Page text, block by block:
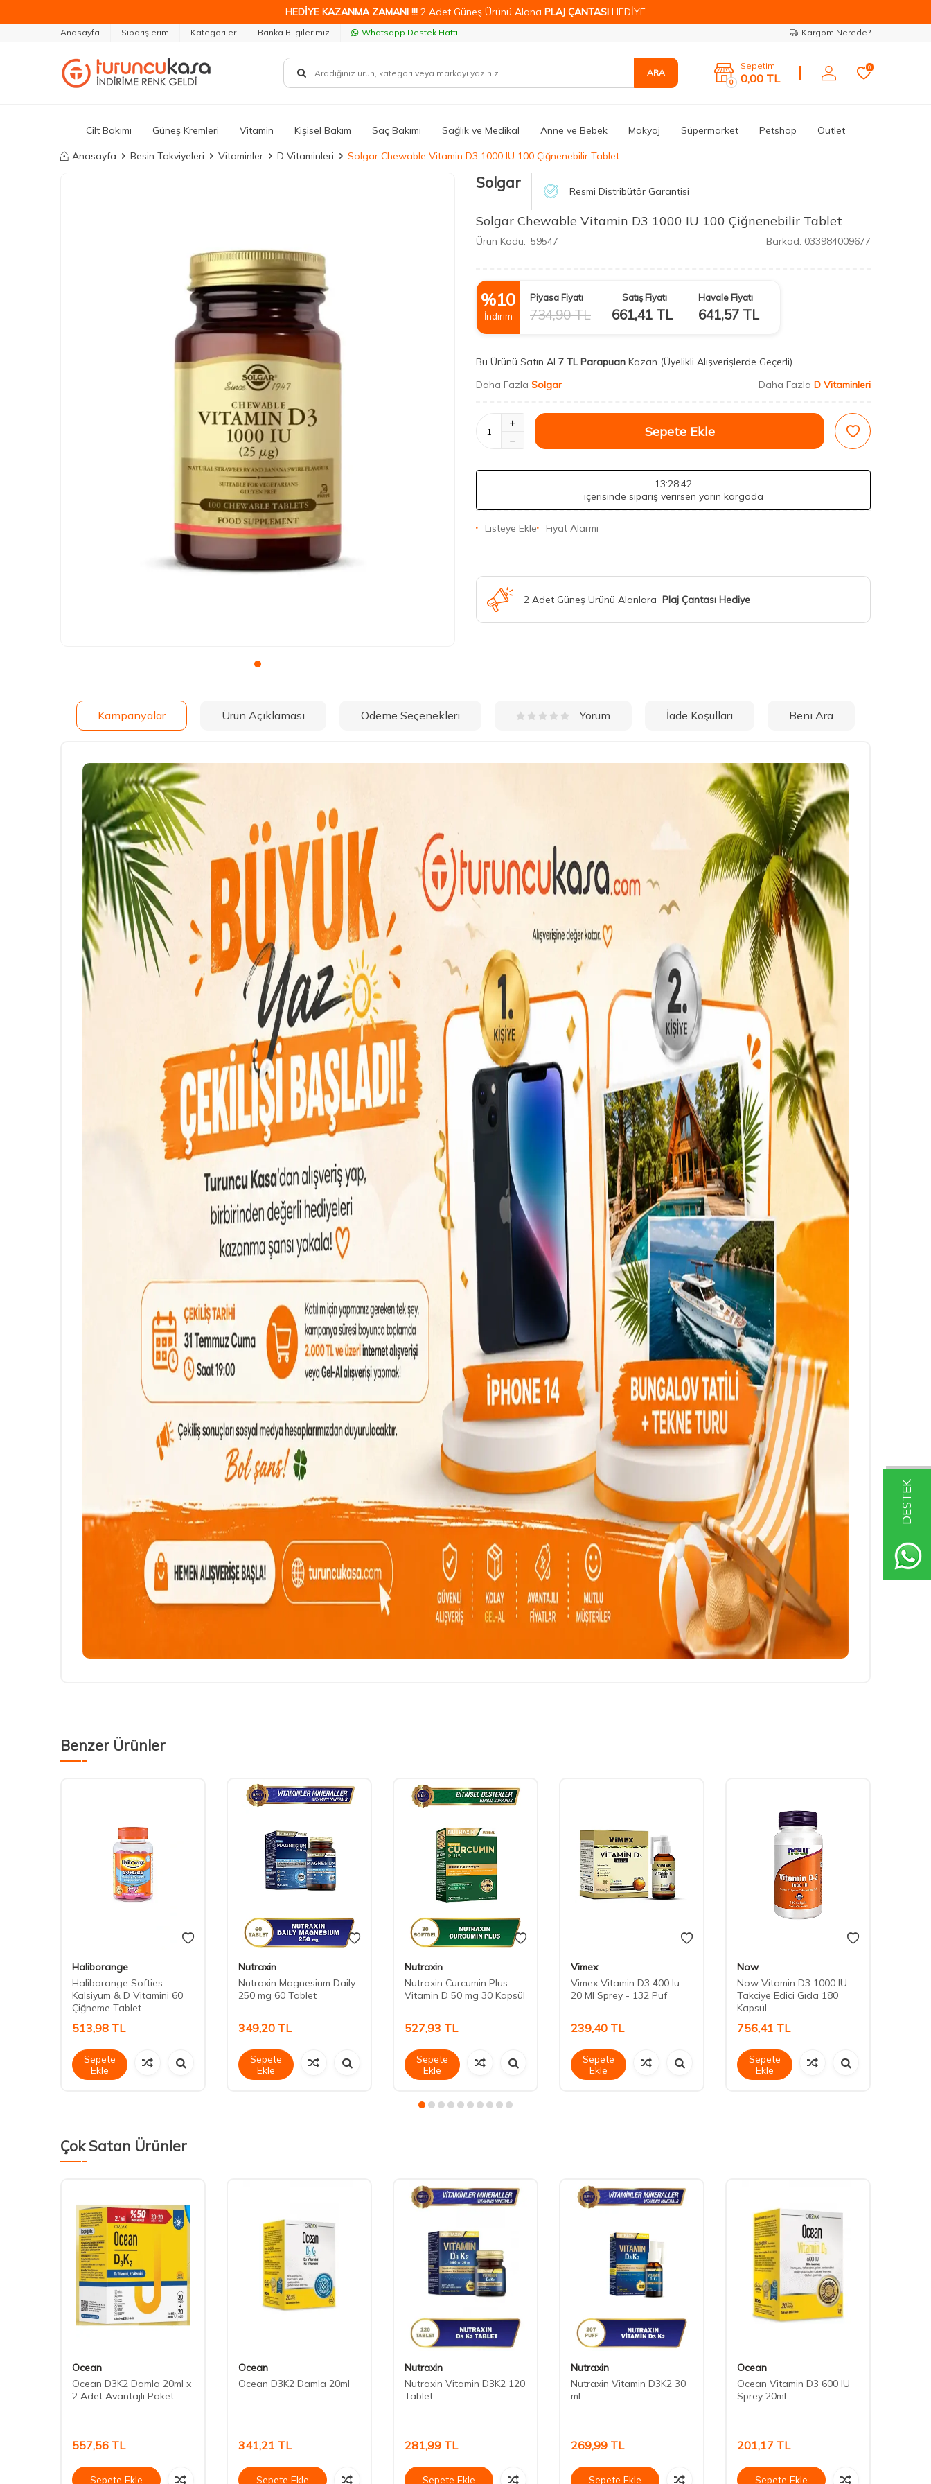
DESTEK
HEDİYE KAZANMA ZAMANI !!! 2 Adet Güneş Ürünü Alana PLAJ ÇANTASI HEDİYE
Anasayfa Siparişlerim Kategoriler Banka Bilgilerimiz Whatsapp Destek Hattı Kargom Nerede?
ARA
0
Sepetim
0,00 TL
0
Cilt Bakımı Güneş Kremleri Vitamin Kişisel Bakım Saç Bakımı Sağlık ve Medikal Anne ve Bebek Makyaj Süpermarket Petshop Outlet
Anasayfa Besin Takviyeleri Vitaminler D Vitaminleri Solgar Chewable Vitamin D3 1000 IU 100 Çiğnenebilir Tablet
Solgar Resmi Distribütör Garantisi
Solgar Chewable Vitamin D3 1000 IU 100 Çiğnenebilir Tablet
Ürün Kodu: 59547 Barkod: 033984009677
%10
İndirim
Piyasa Fiyatı
734,90TL
Satış Fiyatı
661,41 TL
Havale Fiyatı
641,57 TL
Bu Ürünü Satın Al 7 TL Parapuan Kazan (Üyelikli Alışverişlerde Geçerli)
Daha Fazla Solgar Daha Fazla D Vitaminleri
Sepete Ekle
13:28:41
içerisinde sipariş verirsen yarın kargoda
Listeye Ekle Fiyat Alarmı
2 Adet Güneş Ürünü Alanlara Plaj Çantası Hediye
Kampanyalar Ürün Açıklaması Ödeme Seçenekleri Yorum İade Koşulları Beni Ara
Benzer Ürünler
Haliborange
Haliborange Softies
Kalsiyum & D Vitamini 60
Çiğneme Tablet
513,98 TL
Sepete
Ekle
Nutraxin
Nutraxin Magnesium Daily
250 mg 60 Tablet
349,20 TL
Sepete
Ekle
Nutraxin
Nutraxin Curcumin Plus
Vitamin D 50 mg 30 Kapsül
527,93 TL
Sepete
Ekle
Vimex
Vimex Vitamin D3 400 Iu
20 Ml Sprey - 132 Puf
239,40 TL
Sepete
Ekle
Now
Now Vitamin D3 1000 IU
Takciye Edici Gıda 180
Kapsül
756,41 TL
Sepete
Ekle
Çok Satan Ürünler
Ocean
Ocean D3K2 Damla 20ml x
2 Adet Avantajlı Paket
557,56 TL
Sepete Ekle
Ocean
Ocean D3K2 Damla 20ml
341,21 TL
Sepete Ekle
Nutraxin
Nutraxin Vitamin D3K2 120
Tablet
281,99 TL
Sepete Ekle
Nutraxin
Nutraxin Vitamin D3K2 30
ml
269,99 TL
Sepete Ekle
Ocean
Ocean Vitamin D3 600 IU
Sprey 20ml
201,17 TL
Sepete Ekle